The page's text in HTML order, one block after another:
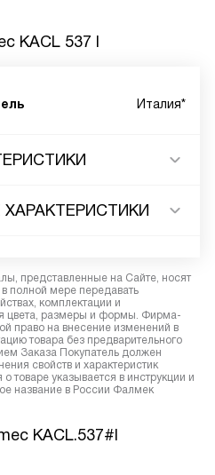
KACL 537 I
Италия*
представленные на Сайте, носят
полной мере передавать
комплектации и
цвета, размеры и формы. Фирма-
право на внесение изменений в
товара без предварительного
Заказа Покупатель должен
свойств и характеристик
указывается в инструкции и
название в России Фалмек
KACL.537#I